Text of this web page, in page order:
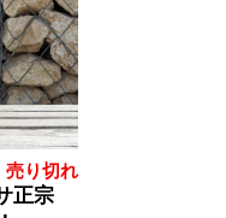
売り切れ
正宗